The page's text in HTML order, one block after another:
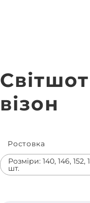
візон
Ростовка
Розміри: 140, 146, 152,
шт.